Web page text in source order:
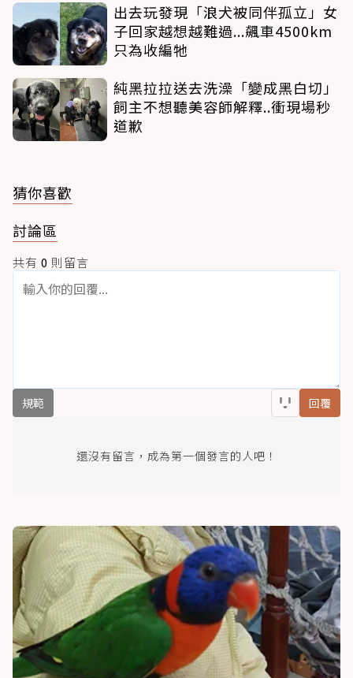
出去玩發現「浪犬被同伴孤立」女
子回家越想越難過...飆車4500km
只為收編牠
純黑拉拉送去洗澡「變成黑白切」
飼主不想聽美容師解釋..衝現場秒
道歉
猜你喜歡
討論區
共有 0 則留言
規範 回覆
還沒有留言，成為第一個發言的人吧！